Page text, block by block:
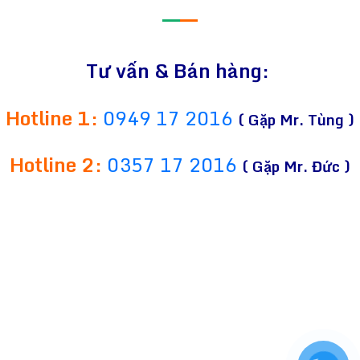
——
Tư vấn & Bán hàng:
Hotline 1: 0949 17 2016 ( Gặp Mr. Tùng )
Hotline 2: 0357 17 2016 ( Gặp Mr. Đức )